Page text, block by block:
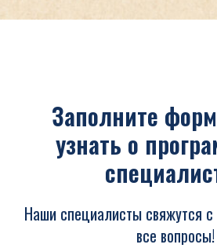
Заполните
узнать о
Наши специалисты свяжутся
все вопросы!